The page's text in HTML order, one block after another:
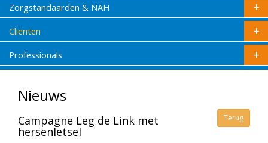
Zorgstandaarden & NAH
Cliënten
Professionals
Nieuws
Terug
Campagne Leg de Link met
hersenletsel